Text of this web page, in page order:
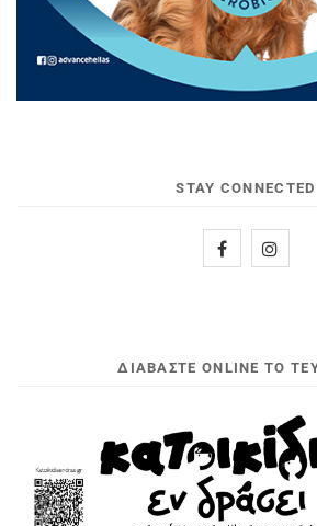
STAY CONNECTED
ΔΙΑΒΆΣΤΕ ONLINE ΤΟ